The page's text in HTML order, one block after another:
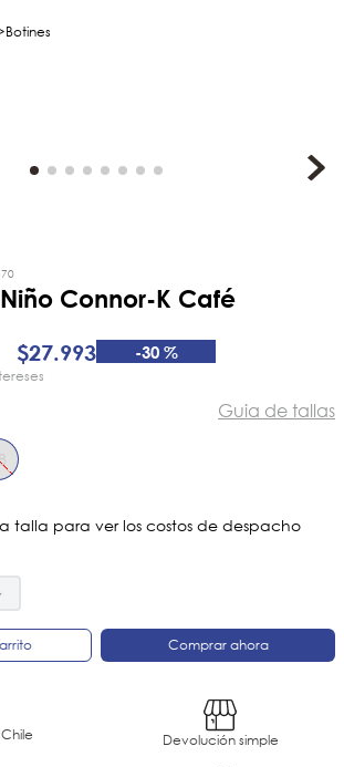
Botines
Connor-K Café
$27.993 -30 %
Guia de tallas
talla para ver los costos de despacho
Comprar ahora
Devolución simple